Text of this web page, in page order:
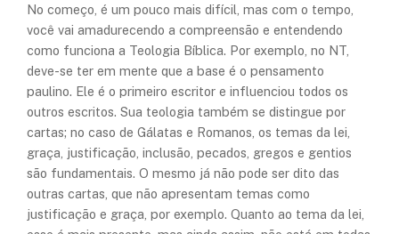
No começo, é um pouco mais difícil, mas com o tempo,
você vai amadurecendo a compreensão e entendendo
como funciona a Teologia Bíblica. Por exemplo, no NT,
deve-se ter em mente que a base é o pensamento
paulino. Ele é o primeiro escritor e influenciou todos os
outros escritos. Sua teologia também se distingue por
cartas; no caso de Gálatas e Romanos, os temas da lei,
graça, justificação, inclusão, pecados, gregos e gentios
são fundamentais. O mesmo já não pode ser dito das
outras cartas, que não apresentam temas como
justificação e graça, por exemplo. Quanto ao tema da lei,